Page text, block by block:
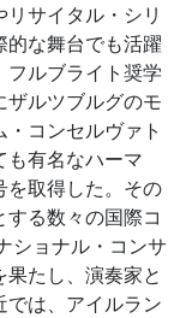
サイタル・シリ
的な舞台でも活躍
フルブライト奨学
ルツブルグのモ
コンセルヴァト
も有名なハーマ
を取得した。その
る数々の国際コ
ショナル・コンサ
たし、演奏家と
では、アイルラン